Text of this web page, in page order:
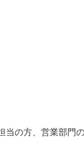
当の方、営業部門